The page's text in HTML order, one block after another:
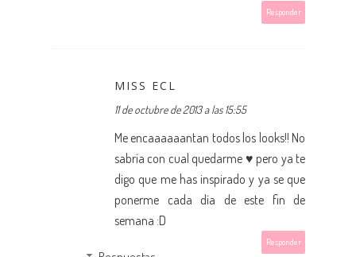
Responder
MISS ECL
11 de octubre de 2013 a las 15:55
Me encaaaaaantan todos los looks!! No
sabría con cual quedarme ♥ pero ya te
digo que me has inspirado y ya se que
ponerme cada día de este fin de
semana :D
Responder